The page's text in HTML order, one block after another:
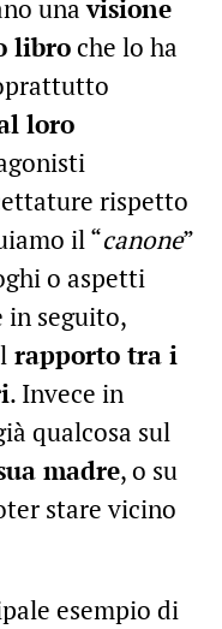
unavisione
libroche lo ha
loro
rispetto
il “canone”
o aspetti
in seguito,
rapporto tra i
. Invece in
qualcosa sul
madre, o su
stare vicino
esempio di